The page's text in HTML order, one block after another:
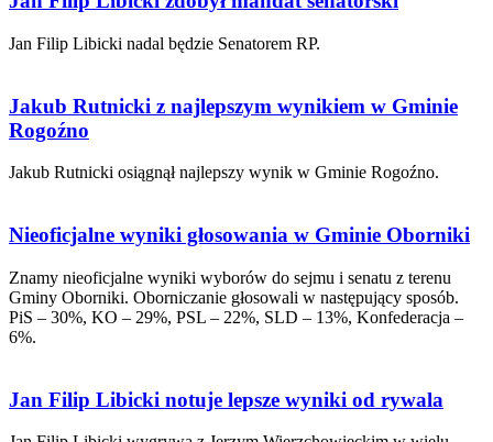
Jan Filip Libicki nadal będzie Senatorem RP.
Jakub Rutnicki z najlepszym wynikiem w Gminie
Rogoźno
Jakub Rutnicki osiągnął najlepszy wynik w Gminie Rogoźno.
Nieoficjalne wyniki głosowania w Gminie Oborniki
Znamy nieoficjalne wyniki wyborów do sejmu i senatu z terenu
Gminy Oborniki. Oborniczanie głosowali w następujący sposób.
PiS – 30%, KO – 29%, PSL – 22%, SLD – 13%, Konfederacja –
6%.
Jan Filip Libicki notuje lepsze wyniki od rywala